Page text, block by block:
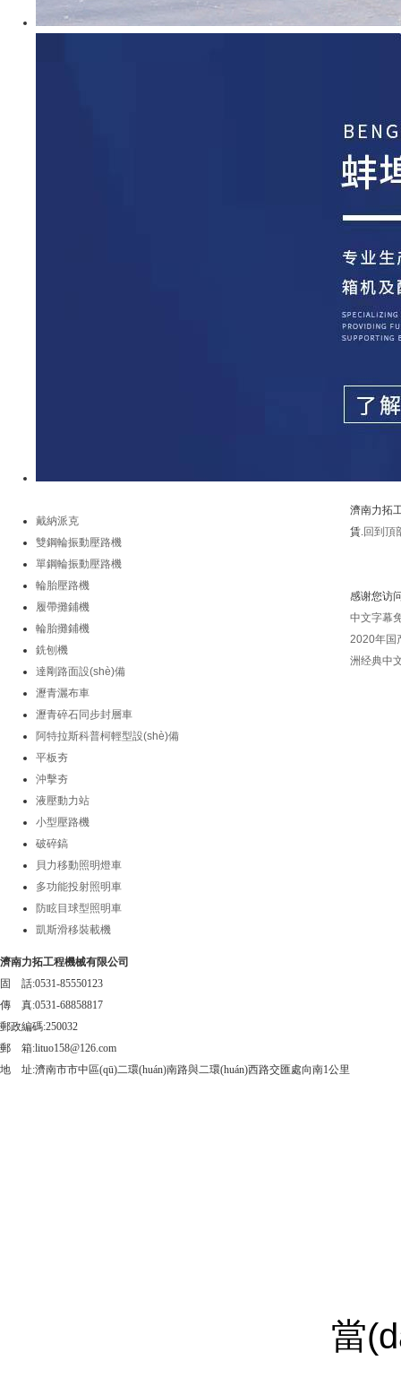
戴納派克
雙鋼輪振動壓路機
單鋼輪振動壓路機
輪胎壓路機
履帶攤鋪機
輪胎攤鋪機
銑刨機
達剛路面設(shè)備
瀝青灑布車
瀝青碎石同步封層車
阿特拉斯科普柯輕型設(shè)備
平板夯
沖擊夯
液壓動力站
小型壓路機
破碎鎬
貝力移動照明燈車
多功能投射照明車
防眩目球型照明車
凱斯滑移裝載機
濟南力拓工程機械有限公司
固 話:0531-85550123
傳 真:0531-68858817
郵政編碼:250032
郵 箱:lituo158@126.com
地 址:濟南市市中區(qū)二環(huán)南路與二環(huán)西路交匯處向南1公里
當
濟南力拓
賃. 回到頂
感谢您访
中文字幕
2020年国
洲经典中